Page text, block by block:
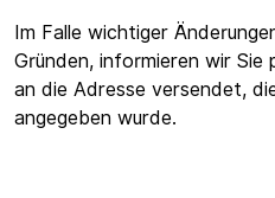
Im Falle wichtiger
Gründen, informieren wir Sie
an die Adresse versendet,
angegeben wurde.